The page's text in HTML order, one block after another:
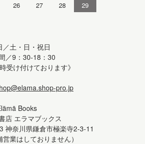
26 27 28
29
／土・日・祝日
／9：30-18：30
受け付けております》
pro.jp
Books
店 エラマブックス
神奈川県鎌倉市極楽寺2-3-11
営業はしておりません）